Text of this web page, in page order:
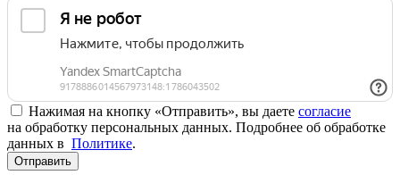
Нажимая на кнопку «Отправить», вы даете согласие
на обработку персональных данных. Подробнее об обработке
данных в Политике.
Отправить